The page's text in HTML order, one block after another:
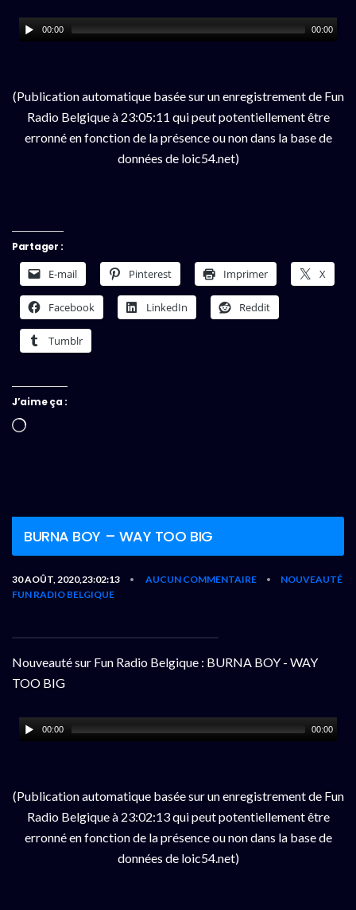
00:00 00:00
(Publication automatique basée sur un enregistrement de Fun
Radio Belgique à 23:05:11 qui peut potentiellement être
erronné en fonction de la présence ou non dans la base de
données de loic54.net)
Partager :
E-mail Pinterest Imprimer X
Facebook LinkedIn Reddit
Tumblr
J’aime ça :
Chargement…
BURNA BOY – WAY TOO BIG
30 AOÛT, 2020,23:02:13 • AUCUN COMMENTAIRE •
NOUVEAUTÉ
FUN RADIO BELGIQUE
Nouveauté sur Fun Radio Belgique : BURNA BOY - WAY
TOO BIG
00:00 00:00
(Publication automatique basée sur un enregistrement de Fun
Radio Belgique à 23:02:13 qui peut potentiellement être
erronné en fonction de la présence ou non dans la base de
données de loic54.net)